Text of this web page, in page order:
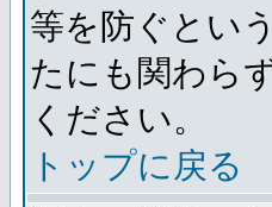
等を防ぐとい
たにも関わら
ください。
トップに戻る